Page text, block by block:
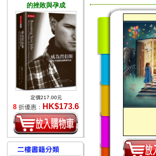
的挫敗與孕成
定價217.00元
8 折優惠： HK$173.6